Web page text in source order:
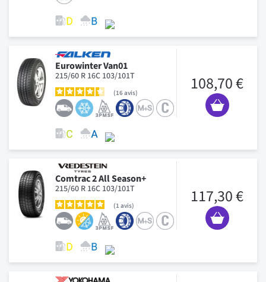
Eurowinter Van01
215/60 R 16C 103/101T
16avis 108,70 €
Comtrac 2 All Season+
215/60 R 16C 103/101T
1 avis 117,30 €